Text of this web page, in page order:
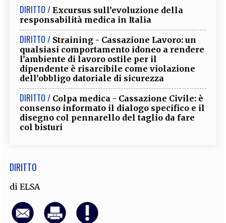
EXTRA
CODICI RUBRICHE LIBRI PROCEEDINGS PUBBLICITÀ CONTATTI
SOCIAL MEDIA
DIRITTO / Excursus sull’evoluzione della
responsabilità medica in Italia
DIRITTO / Straining - Cassazione Lavoro: un
qualsiasi comportamento idoneo a rendere
l’ambiente di lavoro ostile per il
dipendente è risarcibile come violazione
dell’obbligo datoriale di sicurezza
DIRITTO / Colpa medica - Cassazione Civile: è
consenso informato il dialogo specifico e il
disegno col pennarello del taglio da fare
col bisturi
DIRITTO
diELSA